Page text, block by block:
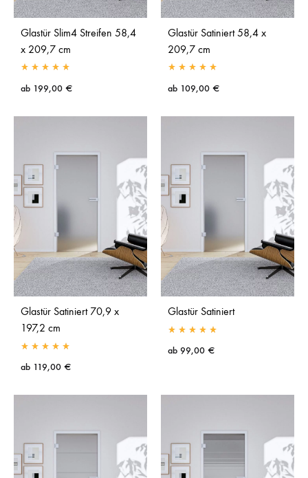
Glastür Slim4 Streifen 58,4
x 209,7 cm
ab 199,00 €
Glastür Satiniert 58,4 x
209,7 cm
ab 109,00 €
Glastür Satiniert 70,9 x
197,2 cm
ab 119,00 €
Glastür Satiniert
ab 99,00 €